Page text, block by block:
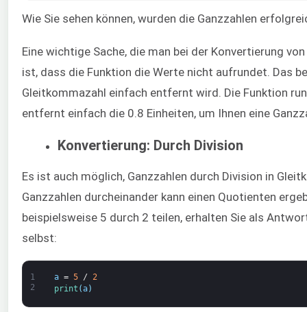
Wie Sie sehen können, wurden die Ganzzahlen
Eine wichtige Sache, die man bei der Konvertierung
ist, dass die Funktion die Werte nicht aufrundet. Das
Gleitkommazahl einfach entfernt wird. Die Funktion
entfernt einfach die 0.8 Einheiten, um Ihnen eine
Konvertierung: Durch Division
Es ist auch möglich, Ganzzahlen durch Division in
Ganzzahlen durcheinander kann einen Quotienten
beispielsweise 5 durch 2 teilen, erhalten Sie als
selbst:
1
2
a = 5 / 2
print (a)